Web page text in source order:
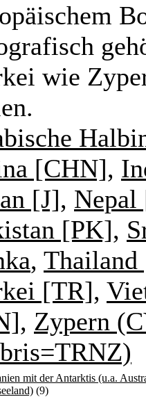
wie
[CHN],
[J],
[PK],
,
[TR],
, Zypern
mit der Antarktis (u.a.
(9)